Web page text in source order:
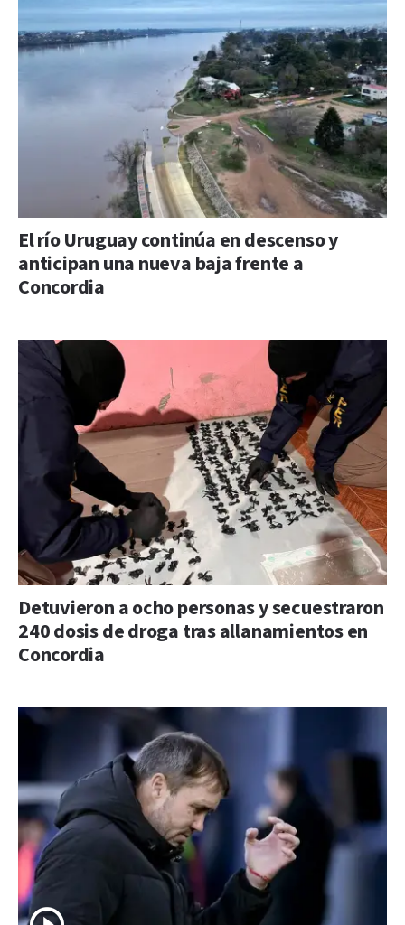
El río Uruguay continúa en descenso y
anticipan una nueva baja frente a
Concordia
Detuvieron a ocho personas y secuestraron
240 dosis de droga tras allanamientos en
Concordia